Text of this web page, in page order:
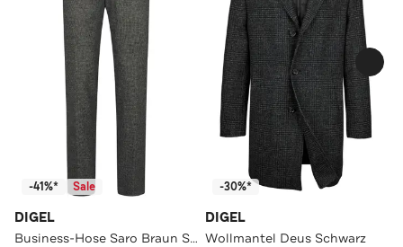
-41%* Sale
DIGEL
Business-Hose Saro Braun Straight
-30%*
DIGEL
Wollmantel Deus Schwarz